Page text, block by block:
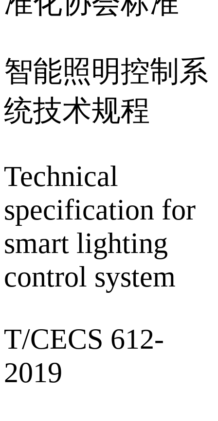
智能照明控制系
统技术规程
Technical
specification for
smart lighting
control system
T/CECS 612-
2019